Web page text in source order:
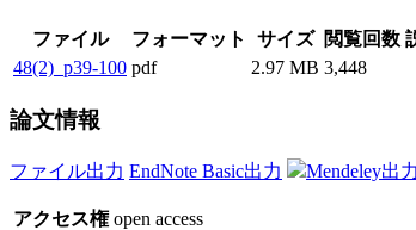
ファイル フォーマット サイズ 閲覧回数
48(2)_p39-100 pdf 2.97 MB 3,448
論文情報
ファイル出力 EndNote Basic出力 Mendeley出力
アクセス権 open access